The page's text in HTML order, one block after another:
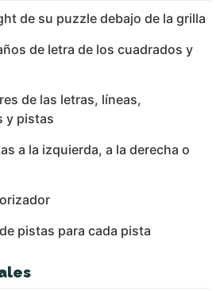
de su puzzle debajo de la grilla
de letra de los cuadrados y
de las letras, líneas,
y pistas
a la izquierda, a la derecha o
pistas para cada pista